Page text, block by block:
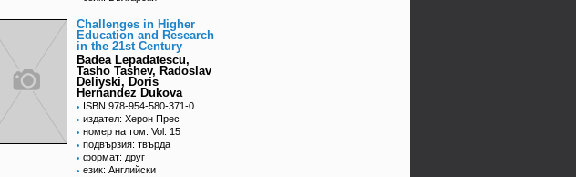
Challenges in Higher
Education and Research
in the 21st Century
Badea Lepadatescu,
Tasho Tashev, Radoslav
Deliyski, Doris
Hernandez Dukova
ISBN 978-954-580-371-0
издател: Херон Прес
номер на том: Vol. 15
подвързия: твърда
формат: друг
език: Английски